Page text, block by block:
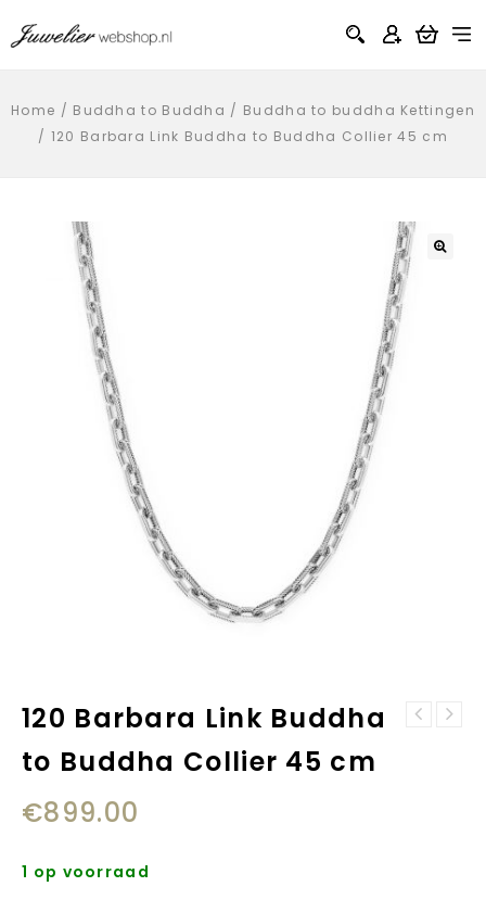
Home / Buddha to Buddha / Buddha to buddha Kettingen
/ 120 Barbara Link Buddha to Buddha Collier 45 cm
120 Barbara Link Buddha
to Buddha Collier 45 cm
€899.00
1 op voorraad